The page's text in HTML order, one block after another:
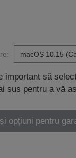
să
sus pentru a vă
opțiuni pentru